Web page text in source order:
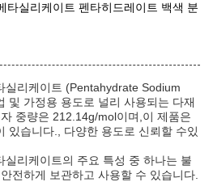
타실리케이트 펜타히드레이트 백색 분
실리케이트 (Pentahydrate Sodium
및 가정용 용도로 널리 사용되는 다재
중량은 212.14g/mol이며,이 제품은
있습니다., 다양한 용도로 신뢰할 수있
실리케이트의 주요 특성 중 하나는 불
전하게 보관하고 사용할 수 있습니다.